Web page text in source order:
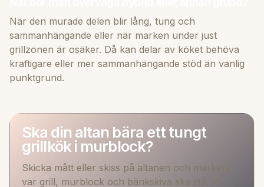
När den murade delen blir lång, tung och
sammanhängande eller när marken under just
grillzonen är osäker. Då kan delar av köket behöva
kraftigare eller mer sammanhängande stöd än vanlig
punktgrund.
Ska din altan bära ett tungt
grillkök i murblock?
Skicka mått eller skiss på altanen och markera
var grill, murblock och bänkskiva ska stå. Vi